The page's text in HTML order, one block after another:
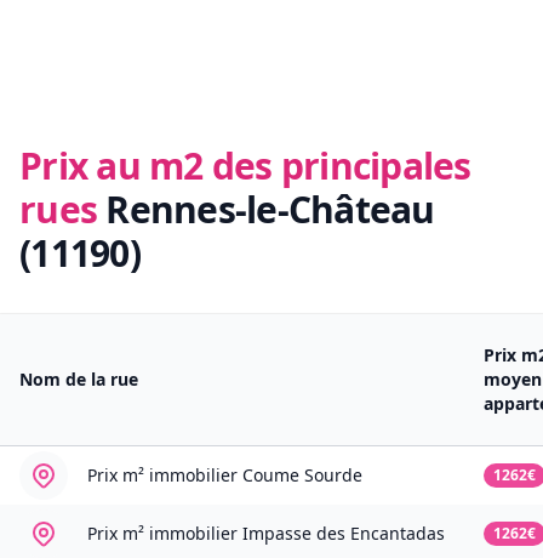
Prix au m2 des principales
rues Rennes-le-Château
(11190)
Nom de la rue
Prix
moyen
Prix m² immobilier Coume Sourde 1262€
Prix m² immobilier Impasse des Encantadas 1262€